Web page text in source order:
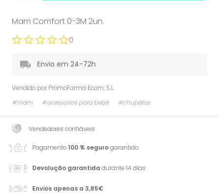
Mam Comfort 0-3M 2un.
0
Envio em 24-72h
Vendido por PromoFarma Ecom, S.L.
#mam
#acessórios para bebé #chupetas
Vendedores confiáveis
Pagamento100 % segurogarantido
Devolução garantida durante 14 dias
Envios apenas a 3,85€